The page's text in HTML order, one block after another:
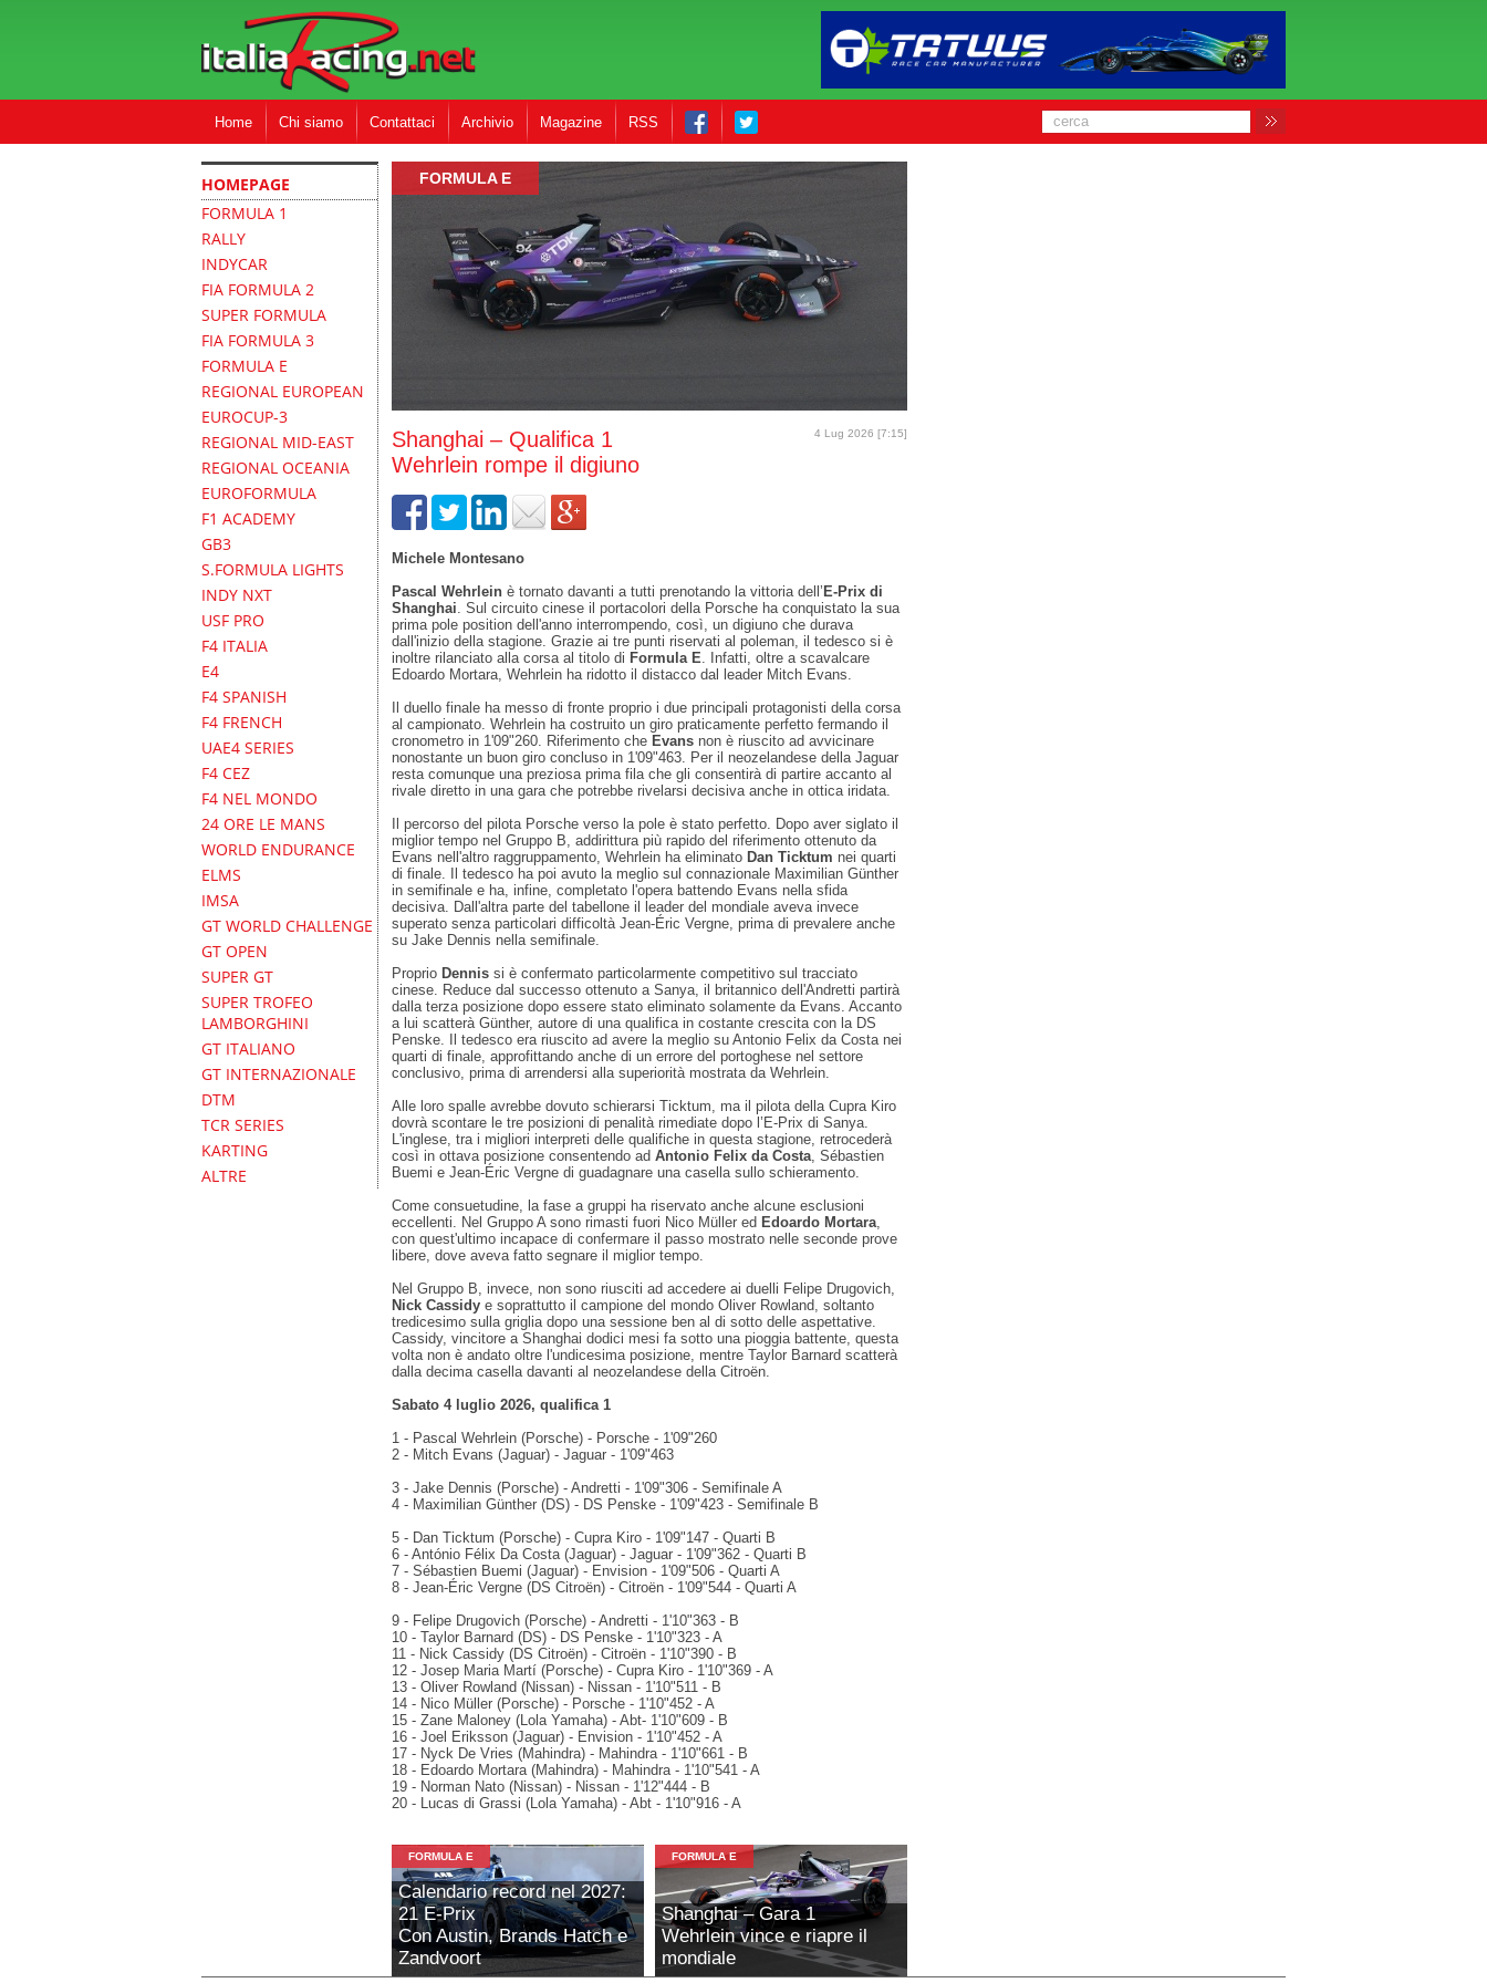
Home Chi siamo Contattaci Archivio Magazine RSS
HOMEPAGE
FORMULA 1
RALLY
INDYCAR
FIA FORMULA 2
SUPER FORMULA
FIA FORMULA 3
FORMULA E
REGIONAL EUROPEAN
EUROCUP-3
REGIONAL MID-EAST
REGIONAL OCEANIA
EUROFORMULA
F1 ACADEMY
GB3
S.FORMULA LIGHTS
INDY NXT
USF PRO
F4 ITALIA
E4
F4 SPANISH
F4 FRENCH
UAE4 SERIES
F4 CEZ
F4 NEL MONDO
24 ORE LE MANS
WORLD ENDURANCE
ELMS
IMSA
GT WORLD CHALLENGE
GT OPEN
SUPER GT
SUPER TROFEO
LAMBORGHINI
GT ITALIANO
GT INTERNAZIONALE
DTM
TCR SERIES
KARTING
ALTRE
FORMULA E
4 Lug 2026 [7:15]
Shanghai – Qualifica 1
Wehrlein rompe il digiuno
Michele Montesano
Pascal Wehrlein è tornato davanti a tutti prenotando la vittoria dell’E-Prix di
Shanghai . Sul circuito cinese il portacolori della Porsche ha conquistato la sua
prima pole position dell'anno interrompendo, così, un digiuno che durava
dall'inizio della stagione. Grazie ai tre punti riservati al poleman, il tedesco si è
inoltre rilanciato alla corsa al titolo di Formula E . Infatti, oltre a scavalcare
Edoardo Mortara, Wehrlein ha ridotto il distacco dal leader Mitch Evans.
Il duello finale ha messo di fronte proprio i due principali protagonisti della corsa
al campionato. Wehrlein ha costruito un giro praticamente perfetto fermando il
cronometro in 1'09"260. Riferimento che Evans non è riuscito ad avvicinare
nonostante un buon giro concluso in 1'09"463. Per il neozelandese della Jaguar
resta comunque una preziosa prima fila che gli consentirà di partire accanto al
rivale diretto in una gara che potrebbe rivelarsi decisiva anche in ottica iridata.
Il percorso del pilota Porsche verso la pole è stato perfetto. Dopo aver siglato il
miglior tempo nel Gruppo B, addirittura più rapido del riferimento ottenuto da
Evans nell'altro raggruppamento, Wehrlein ha eliminato Dan Ticktum nei quarti
di finale. Il tedesco ha poi avuto la meglio sul connazionale Maximilian Günther
in semifinale e ha, infine, completato l'opera battendo Evans nella sfida
decisiva. Dall'altra parte del tabellone il leader del mondiale aveva invece
superato senza particolari difficoltà Jean-Éric Vergne, prima di prevalere anche
su Jake Dennis nella semifinale.
Proprio Dennis si è confermato particolarmente competitivo sul tracciato
cinese. Reduce dal successo ottenuto a Sanya, il britannico dell'Andretti partirà
dalla terza posizione dopo essere stato eliminato solamente da Evans. Accanto
a lui scatterà Günther, autore di una qualifica in costante crescita con la DS
Penske. Il tedesco era riuscito ad avere la meglio su Antonio Felix da Costa nei
quarti di finale, approfittando anche di un errore del portoghese nel settore
conclusivo, prima di arrendersi alla superiorità mostrata da Wehrlein.
Alle loro spalle avrebbe dovuto schierarsi Ticktum, ma il pilota della Cupra Kiro
dovrà scontare le tre posizioni di penalità rimediate dopo l’E-Prix di Sanya.
L'inglese, tra i migliori interpreti delle qualifiche in questa stagione, retrocederà
così in ottava posizione consentendo ad Antonio Felix da Costa , Sébastien
Buemi e Jean-Éric Vergne di guadagnare una casella sullo schieramento.
Come consuetudine, la fase a gruppi ha riservato anche alcune esclusioni
eccellenti. Nel Gruppo A sono rimasti fuori Nico Müller ed Edoardo Mortara
con quest'ultimo incapace di confermare il passo mostrato nelle seconde prove
libere, dove aveva fatto segnare il miglior tempo.
Nel Gruppo B, invece, non sono riusciti ad accedere ai duelli Felipe Drugovich,
Nick Cassidy e soprattutto il campione del mondo Oliver Rowland, soltanto
tredicesimo sulla griglia dopo una sessione ben al di sotto delle aspettative.
Cassidy, vincitore a Shanghai dodici mesi fa sotto una pioggia battente, questa
volta non è andato oltre l'undicesima posizione, mentre Taylor Barnard scatterà
dalla decima casella davanti al neozelandese della Citroën.
Sabato 4 luglio 2026, qualifica 1
1 - Pascal Wehrlein (Porsche) - Porsche - 1'09"260
2 - Mitch Evans (Jaguar) - Jaguar - 1'09"463
3 - Jake Dennis (Porsche) - Andretti - 1'09"306 - Semifinale A
4 - Maximilian Günther (DS) - DS Penske - 1'09"423 - Semifinale B
5 - Dan Ticktum (Porsche) - Cupra Kiro - 1'09"147 - Quarti B
6 - António Félix Da Costa (Jaguar) - Jaguar - 1'09"362 - Quarti B
7 - Sébastien Buemi (Jaguar) - Envision - 1'09"506 - Quarti A
8 - Jean-Éric Vergne (DS Citroën) - Citroën - 1'09"544 - Quarti A
9 - Felipe Drugovich (Porsche) - Andretti - 1'10"363 - B
10 - Taylor Barnard (DS) - DS Penske - 1'10"323 - A
11 - Nick Cassidy (DS Citroën) - Citroën - 1'10"390 - B
12 - Josep Maria Martí (Porsche) - Cupra Kiro - 1'10"369 - A
13 - Oliver Rowland (Nissan) - Nissan - 1'10"511 - B
14 - Nico Müller (Porsche) - Porsche - 1'10"452 - A
15 - Zane Maloney (Lola Yamaha) - Abt- 1'10"609 - B
16 - Joel Eriksson (Jaguar) - Envision - 1'10"452 - A
17 - Nyck De Vries (Mahindra) - Mahindra - 1'10"661 - B
18 - Edoardo Mortara (Mahindra) - Mahindra - 1'10"541 - A
19 - Norman Nato (Nissan) - Nissan - 1'12"444 - B
20 - Lucas di Grassi (Lola Yamaha) - Abt - 1'10"916 - A
FORMULA E
Calendario record nel 2027:
21 E-Prix
Con Austin, Brands Hatch e
Zandvoort
FORMULA E
Shanghai – Gara 1
Wehrlein vince e riapre il
mondiale